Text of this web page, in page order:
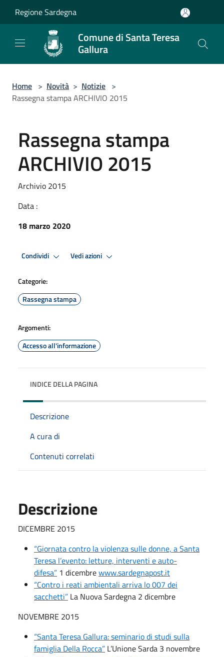
Regione Sardegna
Comune di Santa Teresa
Gallura
Home > Novità > Notizie >
Rassegna stampa ARCHIVIO 2015
Rassegna stampa
ARCHIVIO 2015
Archivio 2015
Data :
18 marzo 2020
Condividi Vedi azioni
Categorie:
Rassegna stampa
Argomenti:
Accesso all'informazione
INDICE DELLA PAGINA
Descrizione
A cura di
Contenuti correlati
Descrizione
DICEMBRE 2015
“Giornata contro la violenza sulle donne, a Santa
Teresa l’evento: letture, interventi e auto-
difesa” 1 dicembrewww.sardegnapost.it
“Contro i reati ambientali arriva lo 007 dei
sacchetti” La Nuova Sardegna 2 dicembre
NOVEMBRE 2015
“Santa Teresa Gallura: seminario di studi sulla
famiglia Della Rocca” L’Unione Sarda 3 novembre